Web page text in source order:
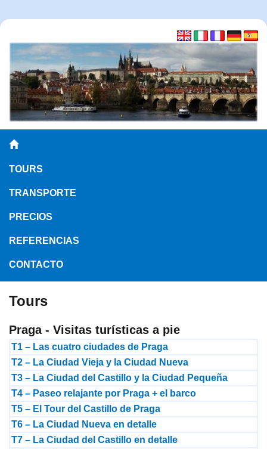
TOURS
TRANSPORTE
PRECIOS
REFERENCIAS
CONTACTO
Tours
Praga - Visitas turísticas a pie
T1 – Las cuatro ciudades de Praga
T2 – La Ciudad Vieja y la Ciudad Nueva
T3 – La Ciudad del Castillo y la Ciudad Pequeña
T4 – Paseo relajante por Praga + el barco
T5 – El Tour del Castillo de Praga
T6 – La Ciudad Nueva en detalle
T7 – La Ciudad del Castillo en detalle